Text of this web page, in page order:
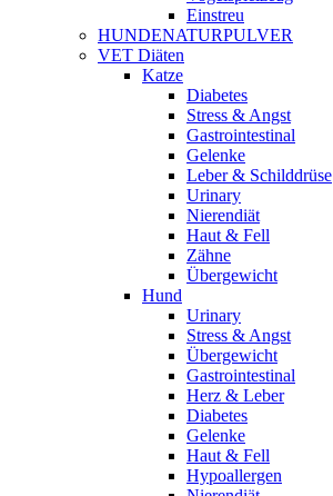
Einstreu
HUNDENATURPULVER
VET Diäten
Katze
Diabetes
Stress & Angst
Gastrointestinal
Gelenke
Leber & Schilddrüse
Urinary
Nierendiät
Haut & Fell
Zähne
Übergewicht
Hund
Urinary
Stress & Angst
Übergewicht
Gastrointestinal
Herz & Leber
Diabetes
Gelenke
Haut & Fell
Hypoallergen